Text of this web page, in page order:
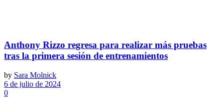
Anthony Rizzo regresa para realizar más pruebas
tras la primera sesión de entrenamientos
by Sara Molnick
6 de julio de 2024
0